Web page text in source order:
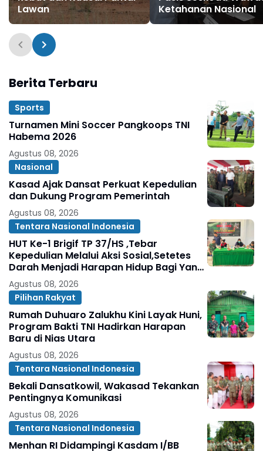
Lawan
Ketahanan Nasional
Berita Terbaru
Sports
Turnamen Mini Soccer Pangkoops TNI
Habema 2026
Agustus 08, 2026
Nasional
Kasad Ajak Dansat Perkuat Kepedulian
dan Dukung Program Pemerintah
Agustus 08, 2026
Tentara Nasional Indonesia
HUT Ke-1 Brigif TP 37/HS ,Tebar
Kepedulian Melalui Aksi Sosial,Setetes
Darah Menjadi Harapan Hidup Bagi Yang
Membutuhkan
Agustus 08, 2026
Pilihan Rakyat
Rumah Duhuaro Zalukhu Kini Layak Huni,
Program Bakti TNI Hadirkan Harapan
Baru di Nias Utara
Agustus 08, 2026
Tentara Nasional Indonesia
Bekali Dansatkowil, Wakasad Tekankan
Pentingnya Komunikasi
Agustus 08, 2026
Tentara Nasional Indonesia
Menhan RI Didampingi Kasdam I/BB